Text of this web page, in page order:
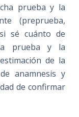
prueba y la
(preprueba,
sé cuánto de
prueba y la
de la
anamnesis y
de confirmar